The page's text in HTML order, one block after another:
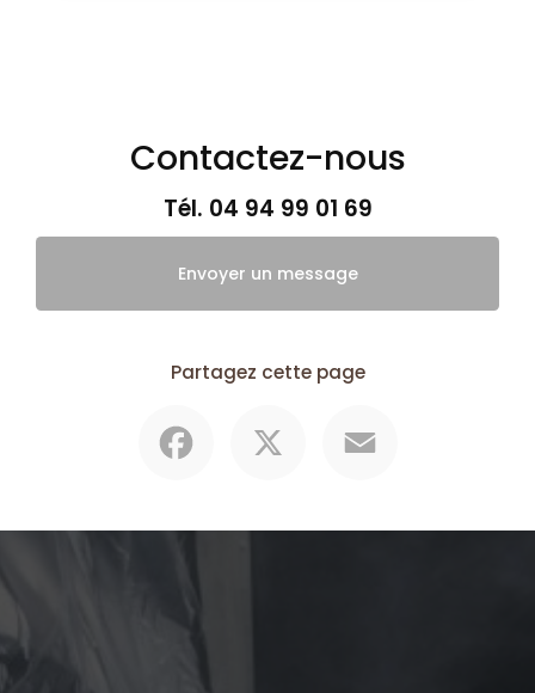
Contactez-nous
Tél. 04 94 99 01 69
Envoyer un message
Partagez cette page